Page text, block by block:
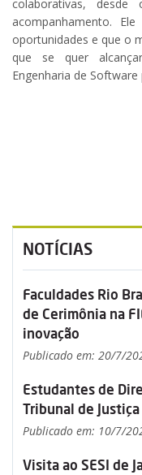
colaborativas,
acompanhamento.
oportunidades e que o
que se quer
Engenharia de Software
NOTÍCIAS
Faculdades Rio
de Cerimônia na
inovação
Publicado em: 20/7/
Estudantes de
Tribunal de
Publicado em: 10/7/
Visita ao SESI de